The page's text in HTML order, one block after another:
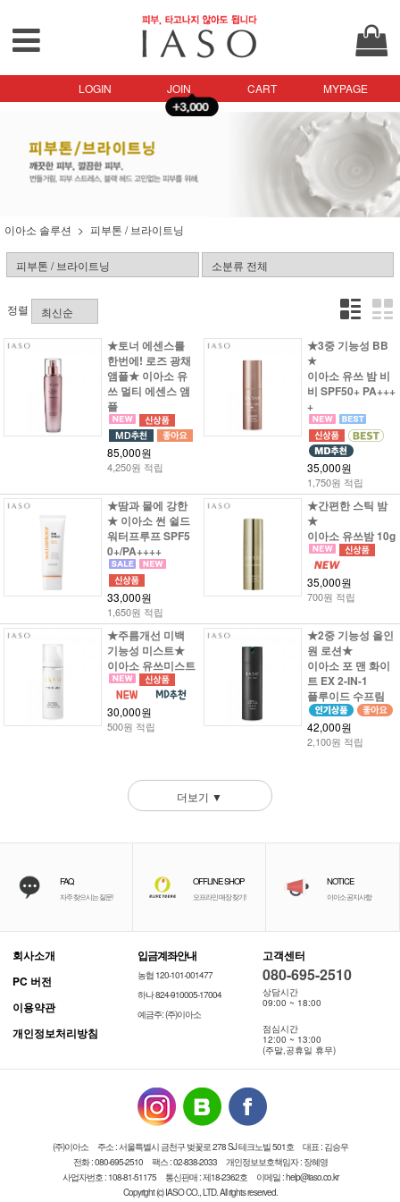
LOGIN JOIN CART MYPAGE
이아소 솔루션 피부톤 / 브라이트닝
정렬
★토너 에센스를
한번에! 로즈 광채
앰플★ 이아소 유
쓰 멀티 에센스 앰
플
85,000원
4,250원 적립
★3중 기능성 BB
★
이아소 유쓰 밤 비
비 SPF50+ PA+++
+
35,000원
1,750원 적립
★땀과 물에 강한
★ 이아소 썬 쉴드
워터프루프 SPF5
0+/PA++++
33,000원
1,650원 적립
★간편한 스틱 밤
★
이아소 유쓰밤 10g
35,000원
700원 적립
★주름개선 미백
기능성 미스트★
이아소 유쓰미스트
30,000원
500원 적립
★2중 기능성 올인
원 로션★
이아소 포 맨 화이
트 EX 2-IN-1
플루이드 수프림
42,000원
2,100원 적립
더보기 ▼
FAQ
자주 찾으시는 질문!
OFFLINE SHOP
오프라인 매장 찾기!
NOTICE
이이소 공지사항
회사소개
PC 버전
이용약관
개인정보처리방침
입금계좌안내
농협 120-101-001477
하나 824-910005-17004
예금주: (주)이아소
고객센터
080-695-2510
상담시간
09:00 ~ 18:00
점심시간
12:00 ~ 13:00
(주말,공휴일 휴무)
(주)이아소 주소 : 서울특별시 금천구 벚꽃로 278 SJ 테크노빌 501호
대표 : 김승우
전화 : 080-695-2510
팩스 : 02-838-2033
개인정보보호책임자 : 장혜영
사업자번호 : 108-81-51175
통신판매 : 제18-2362호
이메일 : help@iaso.co.kr
Copyright (c) IASO CO., LTD. All rights reserved.